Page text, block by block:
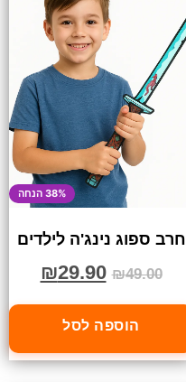
38% הנחה
חרב ספוג נינג'ה לילדים
₪49.00
₪29.90
הוספה לסל